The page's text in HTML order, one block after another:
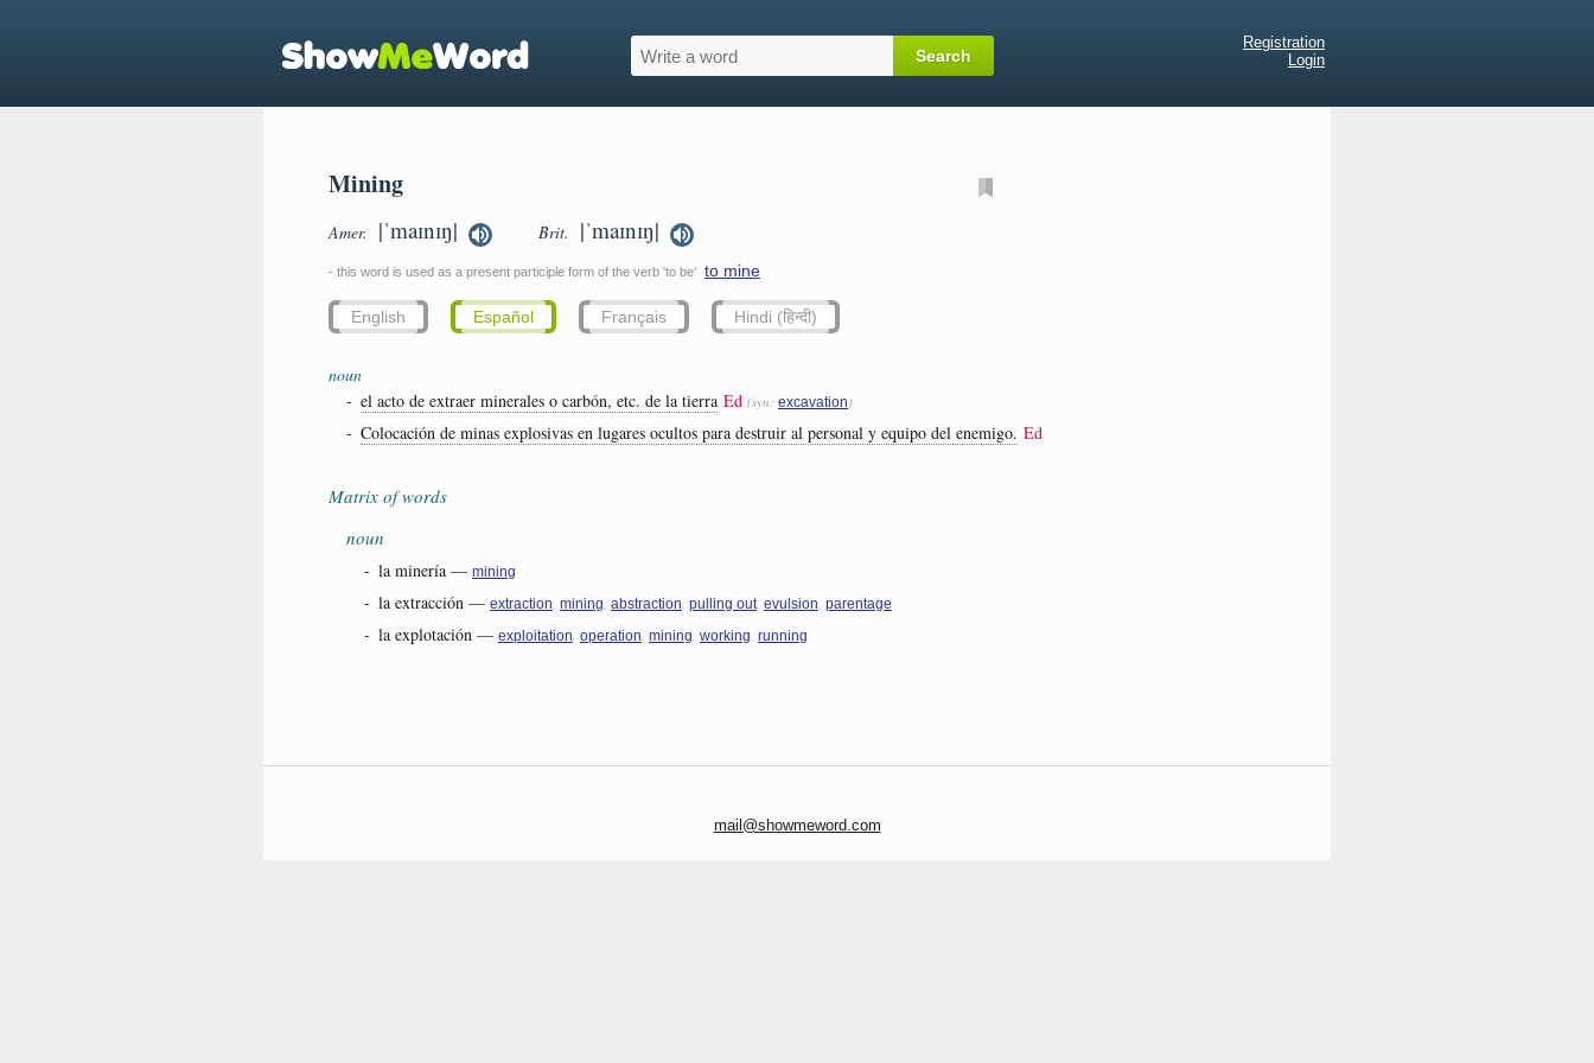
Registration
Login
Mining
Amer. |ˈmaɪnɪŋ| Brit. |ˈmaɪnɪŋ|
- this word is used as a present participle form of the verb 'to be' to mine
English Español Français Hindi (हिन्दी)
noun
- el acto de extraer minerales o carbón, etc. de la tierra Ed (syn: excavation)
- Colocación de minas explosivas en lugares ocultos para destruir al personal y equipo del enemigo. Ed
Matrix of words
noun
- la minería — mining
- la extracción — extraction, mining, abstraction, pulling out, evulsion, parentage
- la explotación — exploitation, operation, mining, working, running
mail@showmeword.com